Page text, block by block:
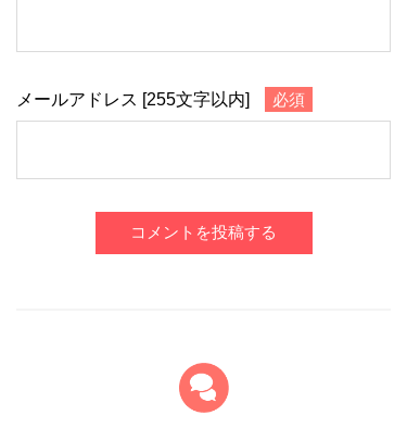
メールアドレス [255文字以内] 必須
コメントを投稿する